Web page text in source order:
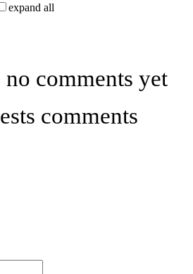
expand all
no comments yet
comments